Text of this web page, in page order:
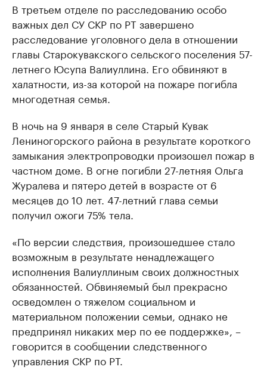
В третьем отделе по расследованию особо
важных дел СУ СКР по РТ завершено
расследование уголовного дела в отношении
главы Старокувакского сельского поселения 57-
летнего Юсупа Валиуллина. Его обвиняют в
халатности, из-за которой на пожаре погибла
многодетная семья.
В ночь на 9 января в селе Старый Кувак
Лениногорского района в результате короткого
замыкания электропроводки произошел пожар в
частном доме. В огне погибли 27-летняя Ольга
Журалева и пятеро детей в возрасте от 6
месяцев до 10 лет. 47-летний глава семьи
получил ожоги 75% тела.
«По версии следствия, произошедшее стало
возможным в результате ненадлежащего
исполнения Валиуллиным своих должностных
обязанностей. Обвиняемый был прекрасно
осведомлен о тяжелом социальном и
материальном положении семьи, однако не
предпринял никаких мер по ее поддержке», –
говорится в сообщении следственного
управления СКР по РТ.